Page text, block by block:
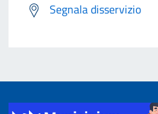
Segnala disservizio